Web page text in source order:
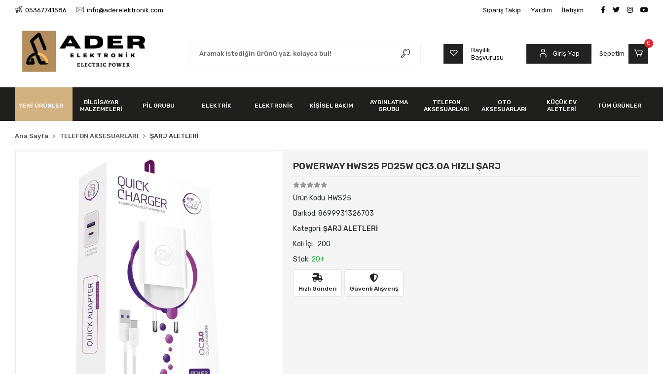
05367741586 info@aderelektronik.com Sipariş Takip Yardım İletişim
Bayilik
Başvurusu
Giriş Yap Sepetim
0
YENİ ÜRÜNLER
BİLGİSAYAR
MALZEMELERİ
PİL GRUBU ELEKTRİK ELEKTRONİK KİŞİSEL BAKIM
AYDINLATMA
GRUBU
TELEFON
AKSESUARLARI
OTO
AKSESUARLARI
KÜÇÜK EV
ALETLERİ
TÜM ÜRÜNLER
Ana Sayfa TELEFON AKSESUARLARI ŞARJ ALETLERİ
POWERWAY HWS25 PD25W QC3.0A HIZLI ŞARJ
Ürün Kodu: HWS25
Barkod: 8699931326703
Kategori: ŞARJ ALETLERİ
Koli İçi : 200
Stok: 20+
Hızlı Gönderi Güvenli Alışveriş